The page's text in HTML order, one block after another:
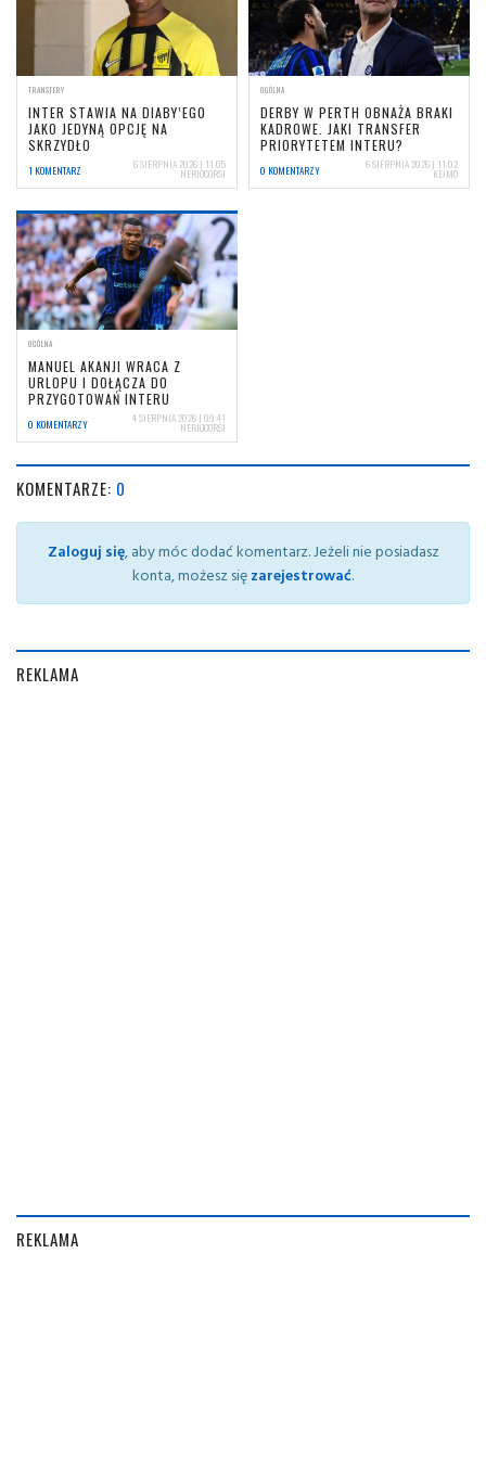
TRANSFERY
INTER STAWIA NA DIABY’EGO
JAKO JEDYNĄ OPCJĘ NA
SKRZYDŁO
1 KOMENTARZ 6 SIERPNIA 2026 | 11:05
NERIOCORSI
OGÓLNA
DERBY W PERTH OBNAŻA BRAKI
KADROWE. JAKI TRANSFER
PRIORYTETEM INTERU?
0 KOMENTARZY 6 SIERPNIA 2026 | 11:02
KEJMO
OGÓLNA
MANUEL AKANJI WRACA Z
URLOPU I DOŁĄCZA DO
PRZYGOTOWAŃ INTERU
0 KOMENTARZY 4 SIERPNIA 2026 | 09:41
NERIOCORSI
KOMENTARZE: 0
Zaloguj się, aby móc dodać komentarz. Jeżeli nie posiadasz
konta, możesz sięzarejestrować.
REKLAMA
REKLAMA